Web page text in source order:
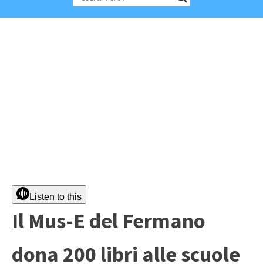
Listen to this
Il Mus-E del Fermano
dona 200 libri alle scuole